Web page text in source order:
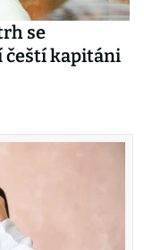
se
čeští kapitáni